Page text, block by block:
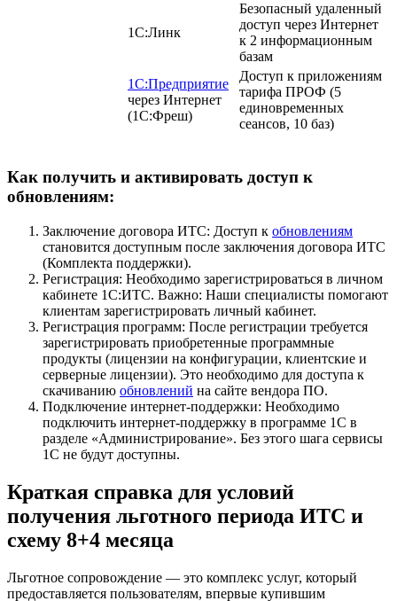
1С:Линк
Безопасный удаленный
доступ через Интернет
к 2 информационным
базам
1С:Предприятие
через Интернет
(1С:Фреш)
Доступ к приложениям
тарифа ПРОФ (5
единовременных
сеансов, 10 баз)
Как получить и активировать доступ к
обновлениям:
Заключение договора ИТС: Доступ к обновлениям
становится доступным после заключения договора ИТС
(Комплекта поддержки).
Регистрация: Необходимо зарегистрироваться в личном
кабинете 1С:ИТС. Важно: Наши специалисты помогают
клиентам зарегистрировать личный кабинет.
Регистрация программ: После регистрации требуется
зарегистрировать приобретенные программные
продукты (лицензии на конфигурации, клиентские и
серверные лицензии). Это необходимо для доступа к
скачиванию обновлений на сайте вендора ПО.
Подключение интернет-поддержки: Необходимо
подключить интернет-поддержку в программе 1С в
разделе «Администрирование». Без этого шага сервисы
1С не будут доступны.
Краткая справка для условий
получения льготного периода ИТС и
схему 8+4 месяца
Льготное сопровождение — это комплекс услуг, который
предоставляется пользователям, впервые купившим